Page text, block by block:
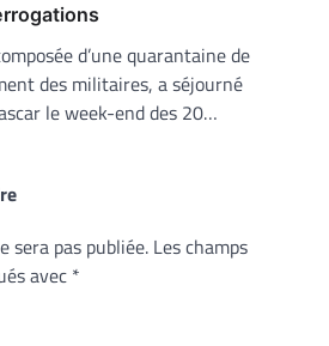
d’une quarantaine de
des militaires, a séjourné
le week-end des 20…
sera pas publiée. Les champs
avec *